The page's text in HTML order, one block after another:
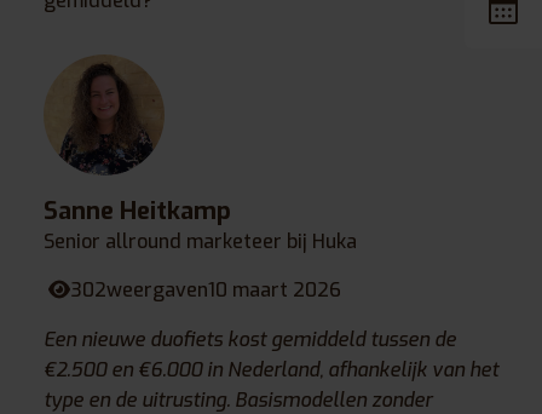
Sanne Heitkamp
Senior allround marketeer bij Huka
302weergaven10 maart 2026
Een nieuwe duofiets kost gemiddeld tussen de
€2.500 en €6.000 in Nederland, afhankelijk van het
type en de uitrusting. Basismodellen zonder